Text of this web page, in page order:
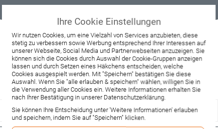
Beratung & Verkauf
+49 37467 66944
Montag - Freitag:
10:00 - 12:00 Uhr
13:00 - 16:00 Uhr
Samstag:
9:00 - 12:00 Uhr
Lieferzeitanfrage Widerruf
Ihre Cookie Einstellungen
Wir nutzen Cookies, um eine Vielzahl von Services anzubieten, diese
stetig zu verbessern sowie Werbung entsprechend Ihrer Interessen auf
unserer Webseite, Social Media und Partnerwebseiten anzuzeigen. Sie
können sich die Cookies durch Auswahl der Cookie-Gruppen anzeigen
lassen und durch Setzen eines Häkchens entscheiden, welche
Cookies ausgespielt werden. Mit "Speichern" bestätigen Sie diese
Auswahl. Wenn Sie "alle erlauben & speichern" wählen, willigen Sie in
die Verwendung aller Cookies ein. Weitere Informationen erhalten Sie
nach Ihrer Bestätigung in unserer Datenschutzerklärung.
Sie können Ihre Entscheidung unter 'Weitere Informationen' erlauben
und speichern, indem Sie auf "Speichern" klicken.